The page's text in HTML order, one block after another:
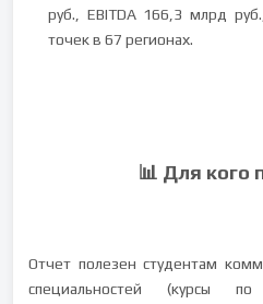
руб., EBITDA 166,3 млрд
точек в 67 регионах.
📊 Для кого
Отчет полезен студентам
специальностей (курсы по